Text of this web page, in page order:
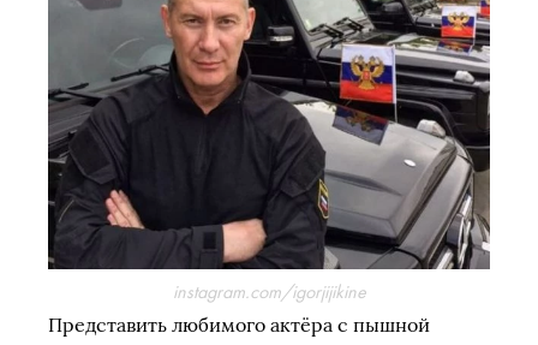
instagram.com/igorjijikine
Представить любимого актёра с пышной